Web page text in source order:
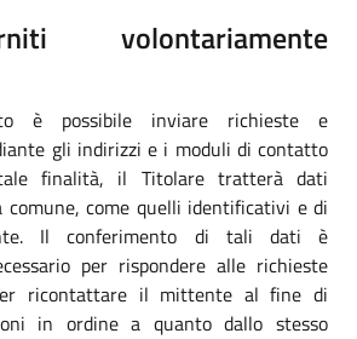
volontariamente
è possibile inviare richieste e
gli indirizzi e i moduli di contatto
finalità, il Titolare tratterà dati
comune, come quelli identificativi e di
Il conferimento di tali dati è
per rispondere alle richieste
ricontattare il mittente al fine di
in ordine a quanto dallo stesso